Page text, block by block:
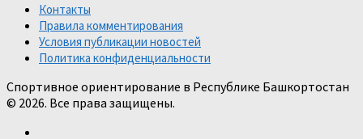
Контакты
Правила комментирования
Условия публикации новостей
Политика конфиденциальности
Спортивное ориентирование в Республике Башкортостан
© 2026. Все права защищены.